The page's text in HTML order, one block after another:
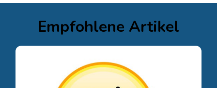
Empfohlene Artikel